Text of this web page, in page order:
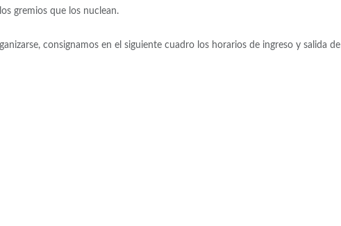
gremios que los nuclean.
consignamos en el siguiente cuadro los horarios de ingreso y salida de